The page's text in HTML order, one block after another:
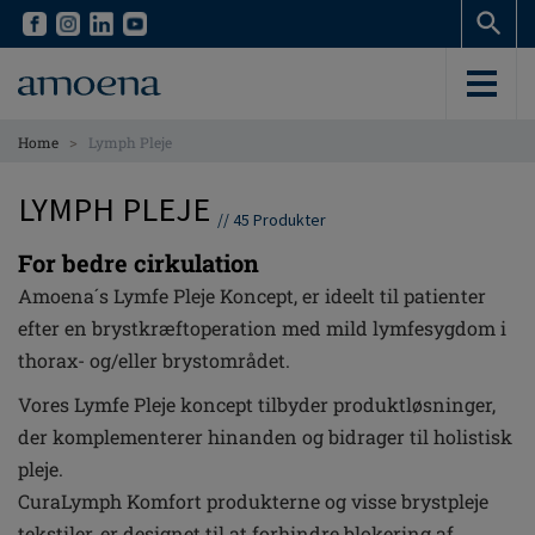
Skip
content
Skip
content
Home > Lymph Pleje
LYMPH PLEJE // 45 Produkter
For bedre cirkulation
Amoena´s Lymfe Pleje Koncept, er ideelt til patienter
efter en brystkræftoperation med mild lymfesygdom i
thorax- og/eller brystområdet.
Vores Lymfe Pleje koncept tilbyder produktløsninger,
der komplementerer hinanden og bidrager til holistisk
pleje.
CuraLymph Komfort produkterne og visse brystpleje